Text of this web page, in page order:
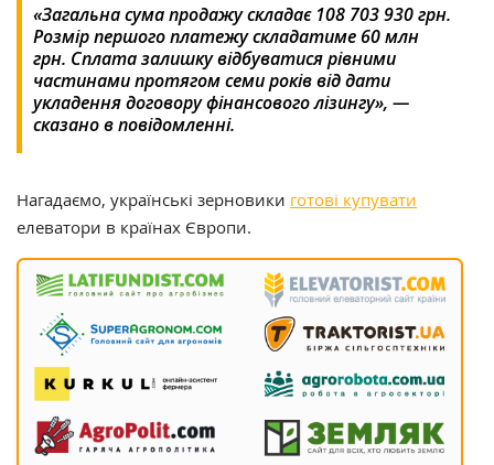
«Загальна сума продажу складає 108 703 930 грн.
Розмір першого платежу складатиме 60 млн
грн. Сплата залишку відбуватися рівними
частинами протягом семи років від дати
укладення договору фінансового лізингу», —
сказано в повідомленні.
Нагадаємо, українські зерновики готові купувати
елеватори в країнах Європи.